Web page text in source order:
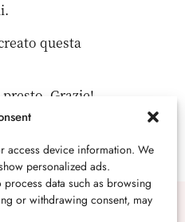
access device information. We
personalized ads.
data such as browsing
or withdrawing consent, may
questa
Grazie!